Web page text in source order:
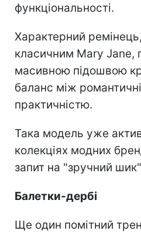
функціональності.
Характерний
класичним Mary Jane,
масивною підошвою
баланс між
практичністю.
Така модель уже
колекціях модних
запит на "зручний
Балетки-дербі
Ще один помітний